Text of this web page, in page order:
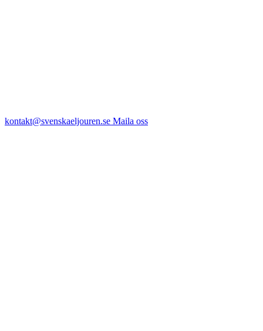
kontakt@svenskaeljouren.se Maila oss